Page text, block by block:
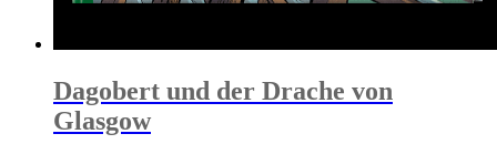
Dagobert und der Drache von
Glasgow